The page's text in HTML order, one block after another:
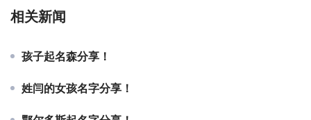
相关新闻
孩子起名森分享！
姓闫的女孩名字分享！